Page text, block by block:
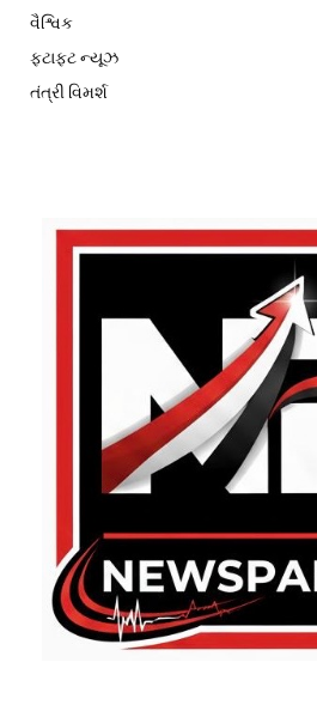
વૈશ્વિક
ફટાફટ ન્યૂઝ
તંત્રી વિમર્શ